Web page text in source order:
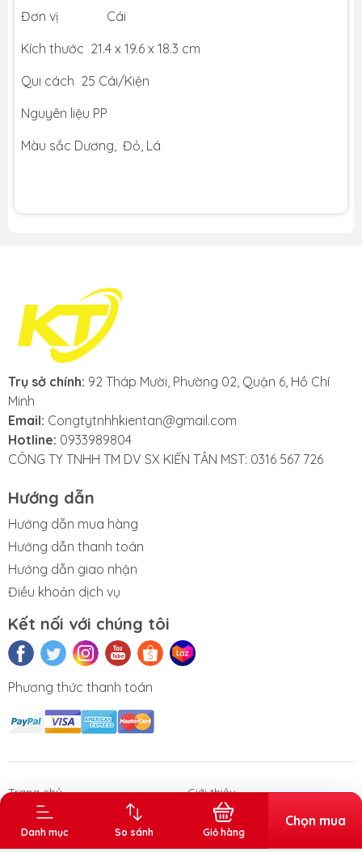
nghiệp
Danh mục So sánh Giỏ hàng
Chọn mua
Đơn vị Cái
Kích thước 21.4 x 19.6 x 18.3 cm
Qui cách 25 Cái/Kiện
Nguyên liệu PP
Màu sắc Dương, Đỏ, Lá
Trụ sở chính: 92 Tháp Mười, Phường 02, Quận 6, Hồ Chí
Minh
Email: Congtytnhhkientan@gmail.com
Hotline: 0933989804
CÔNG TY TNHH TM DV SX KIẾN TÂN MST: 0316 567 726
Hướng dẫn
Hướng dẫn mua hàng
Hướng dẫn thanh toán
Hướng dẫn giao nhận
Điều khoản dịch vụ
Kết nối với chúng tôi
Phương thức thanh toán
Trang chủ
Giới thiệu
Sản phẩm